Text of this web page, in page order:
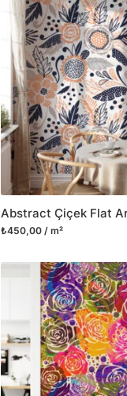
₺450,00 / m²